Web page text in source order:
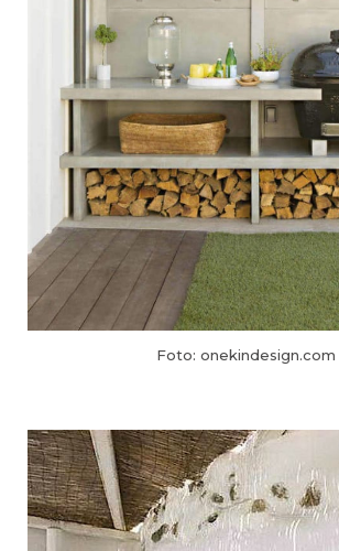
Foto: onekindesign.com